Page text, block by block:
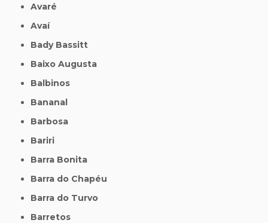
Avaré
Avaí
Bady Bassitt
Baixo Augusta
Balbinos
Bananal
Barbosa
Bariri
Barra Bonita
Barra do Chapéu
Barra do Turvo
Barretos